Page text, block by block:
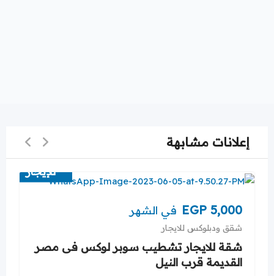
إعلانات مشابهة
للإيجار
EGP 5,000 في الشهر
شقق ودبلوكس للايجار
شقة للايجار تشطيب سوبر لوكس فى مصر
القديمة قرب النيل